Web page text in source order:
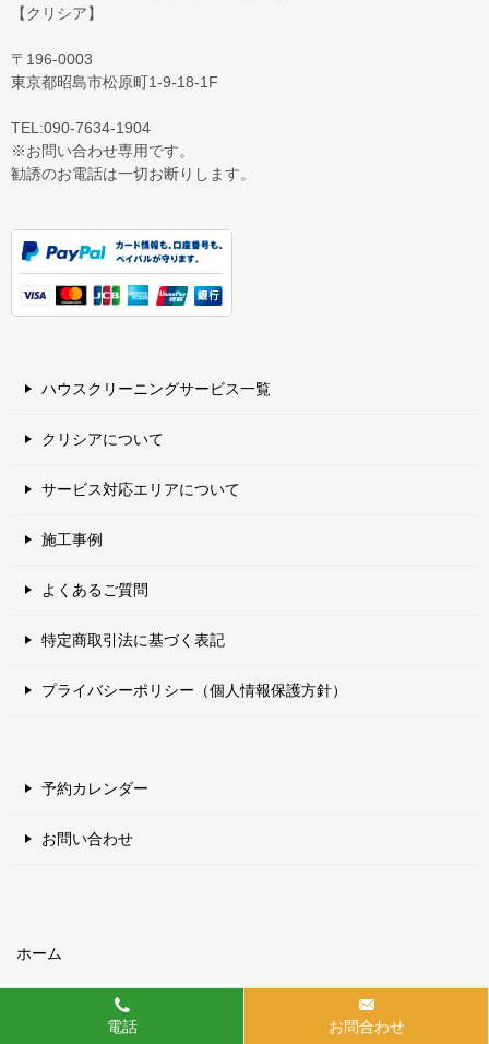
【クリシア】
〒196-0003
東京都昭島市松原町1-9‐18‐1F
TEL:090-7634-1904
※お問い合わせ専用です。
勧誘のお電話は一切お断りします。
ハウスクリーニングサービス一覧
クリシアについて
サービス対応エリアについて
施工事例
よくあるご質問
特定商取引法に基づく表記
プライバシーポリシー（個人情報保護方針）
予約カレンダー
お問い合わせ
ホーム
© 2017 エアコン・ハウスクリーニング専門【クリシア】
電話 お問合わせ